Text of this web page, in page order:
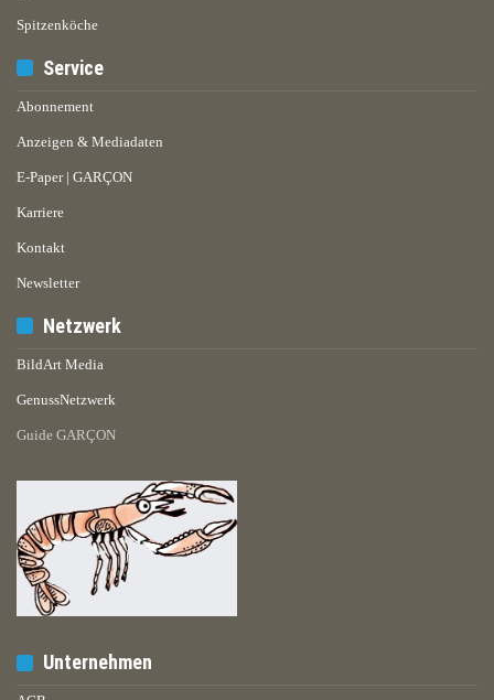
Spitzenköche
Service
Abonnement
Anzeigen & Mediadaten
E-Paper | GARÇON
Karriere
Kontakt
Newsletter
Netzwerk
BildArt Media
GenussNetzwerk
Guide GARÇON
Unternehmen